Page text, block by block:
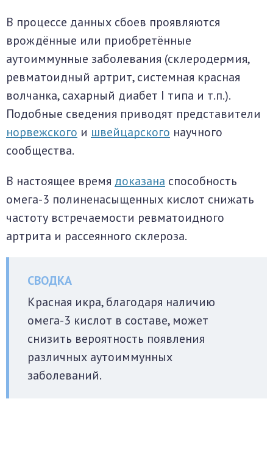
В процессе данных сбоев проявляются
врождённые или приобретённые
аутоиммунные заболевания (склеродермия,
ревматоидный артрит, системная красная
волчанка, сахарный диабет I типа и т.п.).
Подобные сведения приводят представители
норвежского и швейцарского научного
сообщества.
В настоящее время доказана способность
омега-3 полиненасыщенных кислот снижать
частоту встречаемости ревматоидного
артрита и рассеянного склероза.
Красная икра, благодаря наличию
омега-3 кислот в составе, может
снизить вероятность появления
различных аутоиммунных
заболеваний.